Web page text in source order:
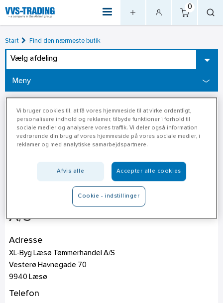
0
Start Find den nærmeste butik
Vælg afdeling
Meny
XL-Byg Læsø Tømmerhandel
A/S
Adresse
XL-Byg Læsø Tømmerhandel A/S
Vesterø Havnegade 70
9940 Læsø
Telefon
Vi bruger cookies til, at få vores hjemmeside til at virke ordentligt,
personalisere indhold og reklamer, tilbyde funktioner i forhold til
sociale medier og analysere vores traffik. Vi deler også information
vedrørende din brug af vores hjemmeside på vores sociale medier, i
reklamer og med analytiske samarbejdspartnere.
Afvis alle Accepter alle cookies
Cookie - indstillinger